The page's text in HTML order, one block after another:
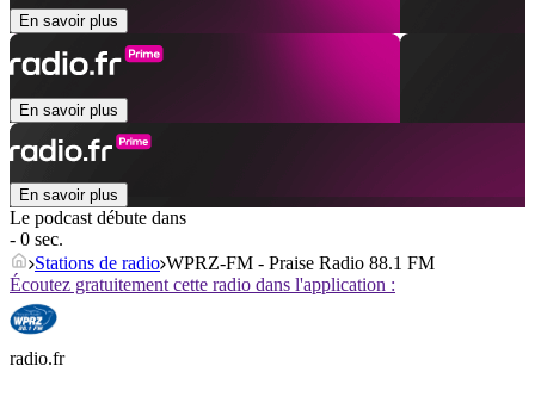
En savoir plus
En savoir plus
En savoir plus
Le podcast débute dans
- 0 sec.
Stations de radio WPRZ-FM - Praise Radio 88.1 FM
Écoutez gratuitement cette radio dans l'application :
radio.fr